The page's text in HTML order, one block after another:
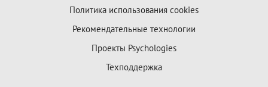
Политика использования cookies
Рекомендательные технологии
Проекты Psychologies
Техподдержка